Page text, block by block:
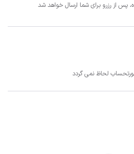
پس از رزرو برای شما ارسال خواهد شد